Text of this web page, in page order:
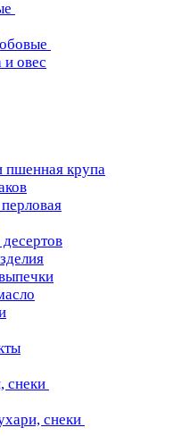
и овес
пшенная крупа
снеки
снеки